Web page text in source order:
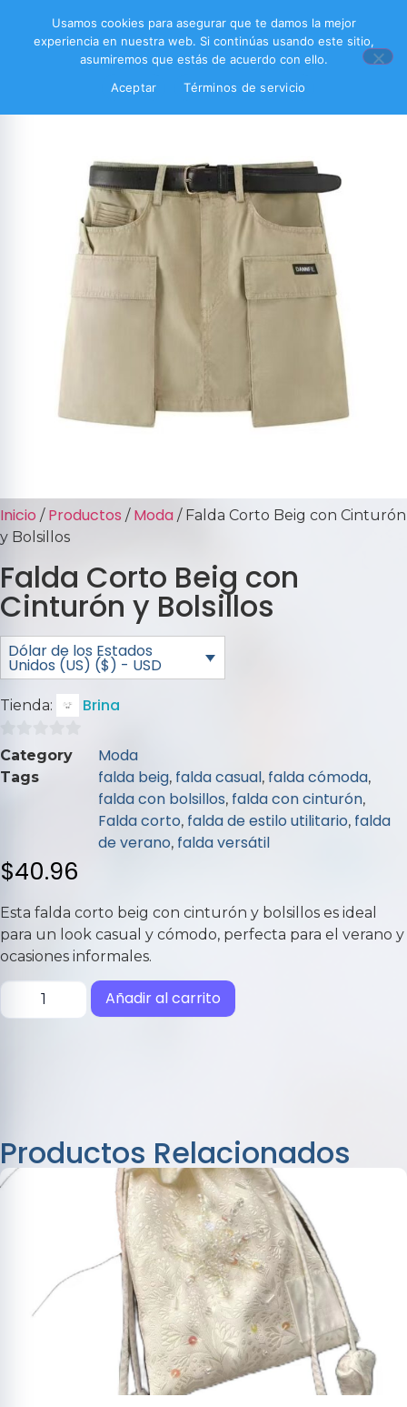
Inicio / Productos / Moda / Falda Corto Beig con Cinturón
y Bolsillos
Falda Corto Beig con
Cinturón y Bolsillos
Dólar de los Estados
Unidos (US) ($) - USD
Tienda: Brina
0
de
Category Moda
Tags falda beig, falda casual, falda cómoda,
falda con bolsillos, falda con cinturón,
Falda corto, falda de estilo utilitario, falda
de verano, falda versátil
$40.96
Esta falda corto beig con cinturón y bolsillos es ideal
para un look casual y cómodo, perfecta para el verano y
ocasiones informales.
Añadir al carrito
Productos Relacionados
Usamos cookies para asegurar que te damos la mejor
experiencia en nuestra web. Si continúas usando este sitio,
asumiremos que estás de acuerdo con ello.
Aceptar
Términos de servicio